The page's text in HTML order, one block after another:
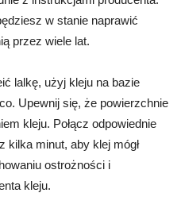
w stanie naprawić
przez wiele lat.
lalkę, użyj kleju na bazie
Upewnij się, że powierzchnie
kleju. Połącz odpowiednie
minut, aby klej mógł
ostrożności i
kleju.